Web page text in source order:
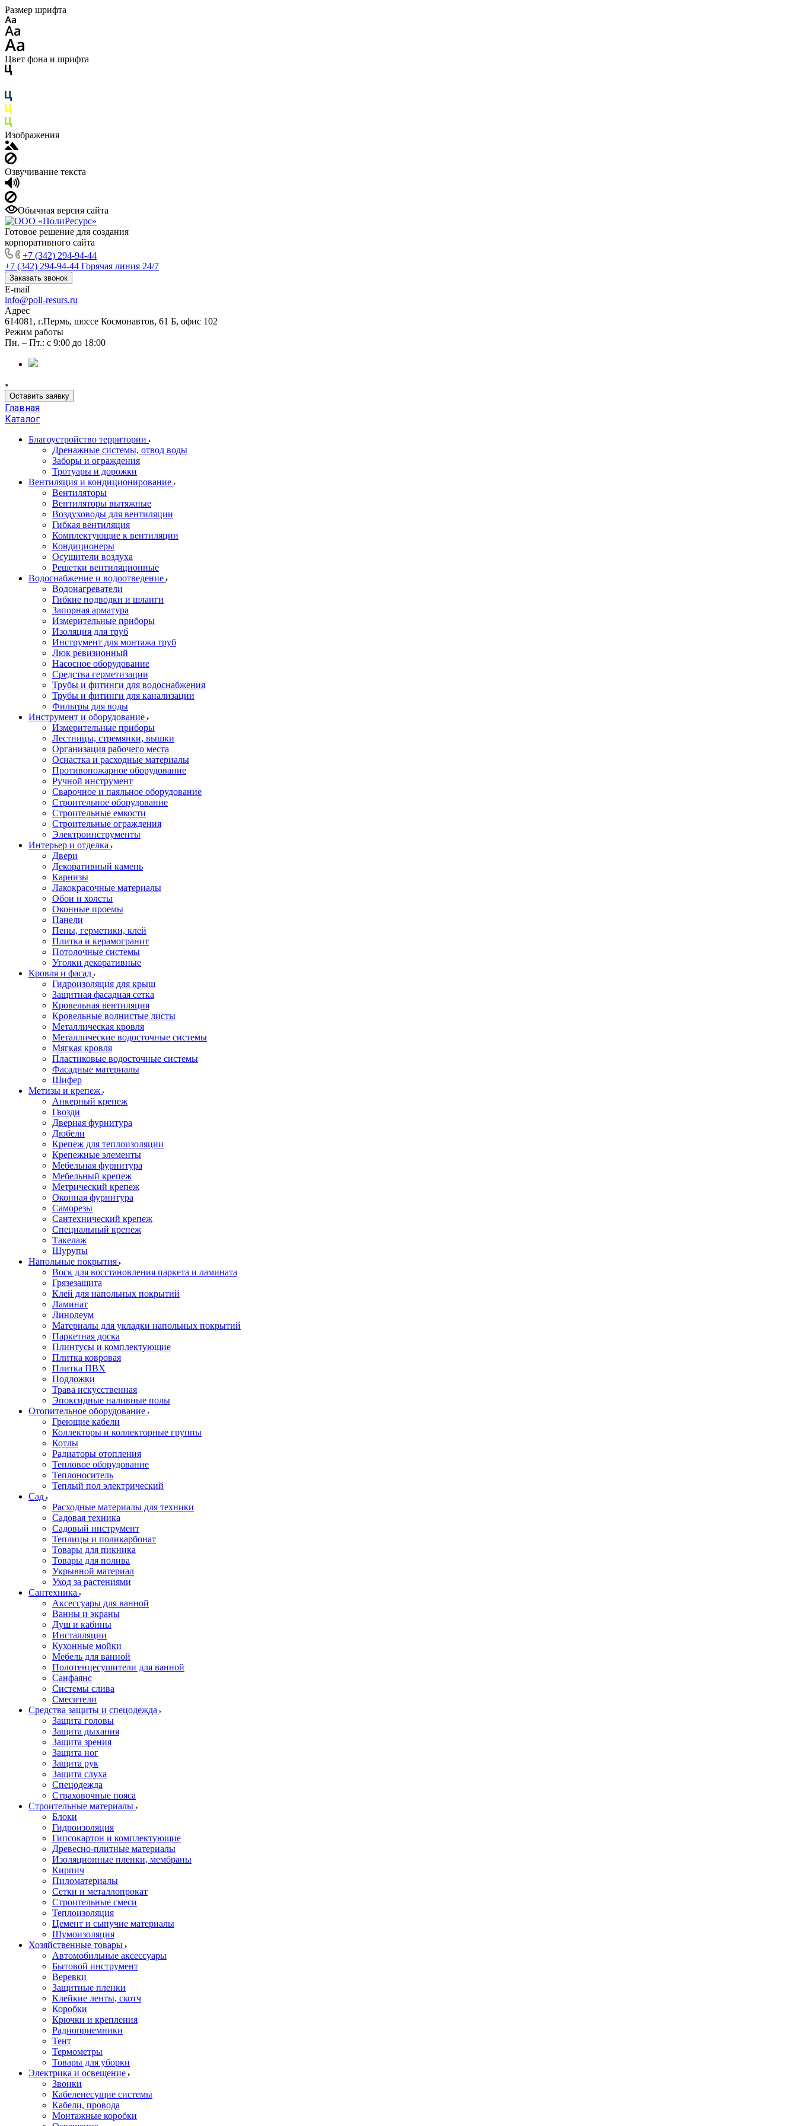
Размер шрифта
Цвет фона и шрифта
Изображения
Озвучивание текста
Обычная версия сайта
Готовое решение для создания
корпоративного сайта
+7 (342) 294-94-44
+7 (342) 294-94-44 Горячая линия 24/7
Заказать звонок
E-mail
info@poli-resurs.ru
Адрес
614081, г.Пермь, шоссе Космонавтов, 61 Б, офис 102
Режим работы
Пн. – Пт.: с 9:00 до 18:00
Оставить заявку
Главная
Каталог
Благоустройство территории
Дренажные системы, отвод воды
Заборы и ограждения
Тротуары и дорожки
Вентиляция и кондиционирование
Вентиляторы
Вентиляторы вытяжные
Воздуховоды для вентиляции
Гибкая вентиляция
Комплектующие к вентиляции
Кондиционеры
Осушители воздуха
Решетки вентиляционные
Водоснабжение и водоотведение
Водонагреватели
Гибкие подводки и шланги
Запорная арматура
Измерительные приборы
Изоляция для труб
Инструмент для монтажа труб
Люк ревизионный
Насосное оборудование
Средства герметизации
Трубы и фитинги для водоснабжения
Трубы и фитинги для канализации
Фильтры для воды
Инструмент и оборудование
Измерительные приборы
Лестницы, стремянки, вышки
Организация рабочего места
Оснастка и расходные материалы
Противопожарное оборудование
Ручной инструмент
Сварочное и паяльное оборудование
Строительное оборудование
Строительные емкости
Строительные ограждения
Электроинструменты
Интерьер и отделка
Двери
Декоративный камень
Карнизы
Лакокрасочные материалы
Обои и холсты
Оконные проемы
Панели
Пены, герметики, клей
Плитка и керамогранит
Потолочные системы
Уголки декоративные
Кровля и фасад
Гидроизоляция для крыш
Защитная фасадная сетка
Кровельная вентиляция
Кровельные волнистые листы
Металлическая кровля
Металлические водосточные системы
Мягкая кровля
Пластиковые водосточные системы
Фасадные материалы
Шифер
Метизы и крепеж
Анкерный крепеж
Гвозди
Дверная фурнитура
Дюбели
Крепеж для теплоизоляции
Крепежные элементы
Мебельная фурнитура
Мебельный крепеж
Метрический крепеж
Оконная фурнитура
Саморезы
Сантехнический крепеж
Специальный крепеж
Такелаж
Шурупы
Напольные покрытия
Воск для восстановления паркета и ламината
Грязезащита
Клей для напольных покрытий
Ламинат
Линолеум
Материалы для укладки напольных покрытий
Паркетная доска
Плинтусы и комплектующие
Плитка ковровая
Плитка ПВХ
Подложки
Трава искусственная
Эпоксидные наливные полы
Отопительное оборудование
Греющие кабели
Коллекторы и коллекторные группы
Котлы
Радиаторы отопления
Тепловое оборудование
Теплоноситель
Теплый пол электрический
Сад
Расходные материалы для техники
Садовая техника
Садовый инструмент
Теплицы и поликарбонат
Товары для пикника
Товары для полива
Укрывной материал
Уход за растениями
Сантехника
Аксессуары для ванной
Ванны и экраны
Душ и кабины
Инсталляции
Кухонные мойки
Мебель для ванной
Полотенцесушители для ванной
Санфаянс
Системы слива
Смесители
Средства защиты и спецодежда
Защита головы
Защита дыхания
Защита зрения
Защита ног
Защита рук
Защита слуха
Спецодежда
Страховочные пояса
Строительные материалы
Блоки
Гидроизоляция
Гипсокартон и комплектующие
Древесно-плитные материалы
Изоляционные пленки, мембраны
Кирпич
Пиломатериалы
Сетки и металлопрокат
Строительные смеси
Теплоизоляция
Цемент и сыпучие материалы
Шумоизоляция
Хозяйственные товары
Автомобильные аксессуары
Бытовой инструмент
Веревки
Защитные пленки
Клейкие ленты, скотч
Коробки
Крючки и крепления
Радиоприемники
Тент
Термометры
Товары для уборки
Электрика и освещение
Звонки
Кабеленесущие системы
Кабели, провода
Монтажные коробки